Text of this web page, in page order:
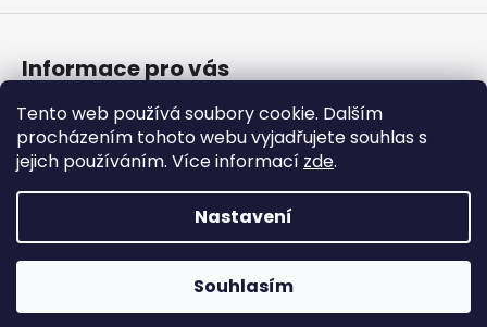
Tento web používá soubory cookie. Dalším
procházením tohoto webu vyjadřujete souhlas s
jejich používáním. Více informací zde.
Nastavení
Souhlasím
Informace pro vás
Bonusový program
Obchodní podmínky
Podmínky ochrany osobních údajů
Copyright 2026Americké doplnky. Všechna práva
vyhrazena.